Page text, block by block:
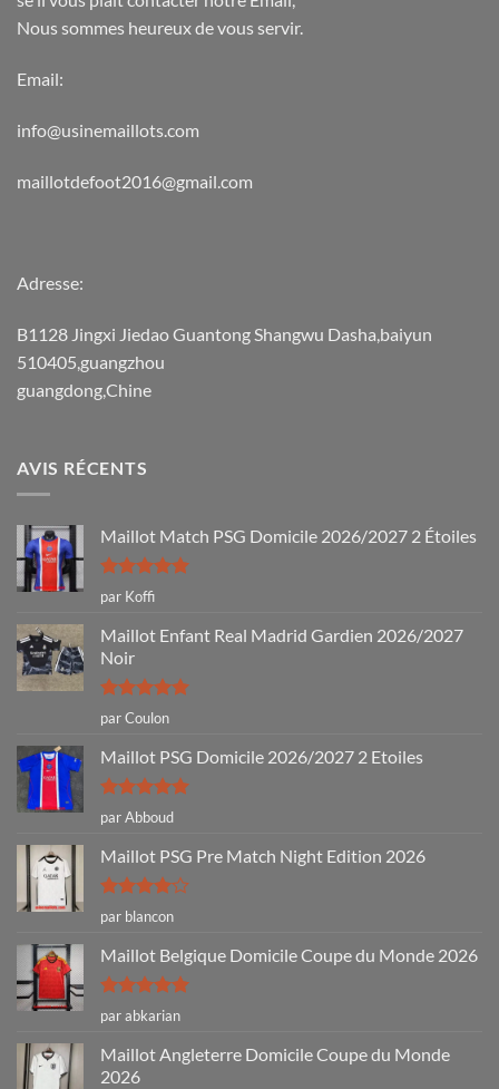
Nous sommes heureux de vous servir.
Email:
info@usinemaillots.com
maillotdefoot2016@gmail.com
Adresse:
B1128 Jingxi Jiedao Guantong Shangwu Dasha,baiyun
510405,guangzhou
guangdong,Chine
AVIS RÉCENTS
Maillot Match PSG Domicile 2026/2027 2 Étoiles
Note5sur
5
par Koffi
Maillot Enfant Real Madrid Gardien 2026/2027
Noir
Note5sur
5
par Coulon
Maillot PSG Domicile 2026/2027 2 Etoiles
Note5sur
5
par Abboud
Maillot PSG Pre Match Night Edition 2026
Note4
sur 5
par blancon
Maillot Belgique Domicile Coupe du Monde 2026
Note5sur
5
par abkarian
Maillot Angleterre Domicile Coupe du Monde
2026